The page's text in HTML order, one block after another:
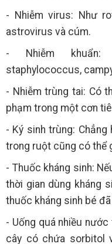
- Nhiễm virus: Như
astrovirus và cúm.
- Nhiễm khuẩn:
staphylococcus,
- Nhiễm trùng tai: Có
phạm trong một cơn
- Ký sinh trùng:
trong ruột cũng có thể
- Thuốc kháng sinh:
thời gian dùng kháng
thuốc kháng sinh bé
- Uống quá nhiều
cây có chứa sorbitol